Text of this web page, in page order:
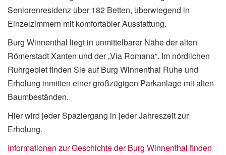
Seniorenresidenz über 182 Betten, überwiegend in
Einzelzimmern mit komfortabler Ausstattung.
Burg Winnenthal liegt in unmittelbarer Nähe der alten
Römerstadt Xanten und der „Via Romana“. Im nördlichen
Ruhrgebiet finden Sie auf Burg Winnenthal Ruhe und
Erholung inmitten einer großzügigen Parkanlage mit alten
Baumbeständen.
Hier wird jeder Spaziergang in jeder Jahreszeit zur
Erholung.
Informationen zur Geschichte der Burg Winnenthal finden